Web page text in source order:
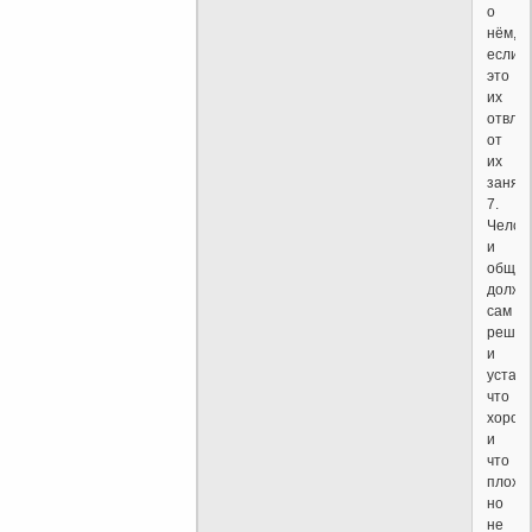
о
нём,
если
это
их
от
их
7.
и
сам
и
что
и
что
плохо,
но
не